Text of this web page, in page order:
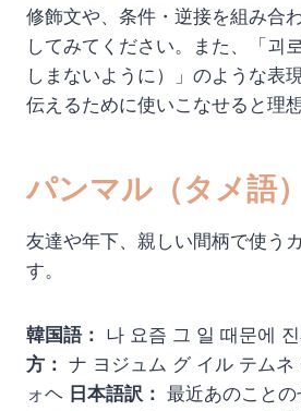
修飾文や、条件・逆接を組み合
してみてください。また、「괴
しまないように）」のような表
伝えるために使いこなせると理想
パンマル（タメ語）
友達や年下、親しい間柄で使う
す。
韓国語： 나 요즘 그 일 때문에
方： ナ ヨジュム グ イル テムネ
ォヘ 日本語訳： 最近あのこと